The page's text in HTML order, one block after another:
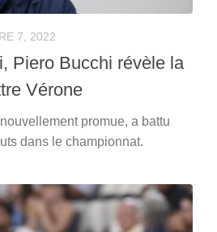
7, 2022
Piero Bucchi révèle la
Vérone
promue, a battu
dans le championnat.